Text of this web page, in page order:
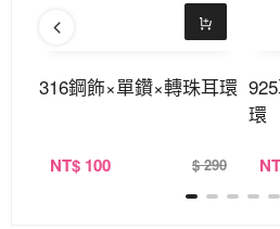
316鋼飾×單鑽×轉珠耳環
NT$ 100 $ 290
環
NT